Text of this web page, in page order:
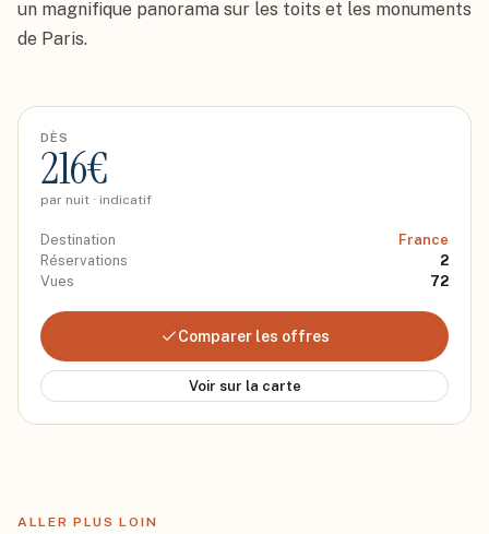
un magnifique panorama sur les toits et les monuments
de Paris.
DÈS
216€
par nuit · indicatif
Destination
France
Réservations
2
Vues
72
Comparer les offres
Voir sur la carte
ALLER PLUS LOIN